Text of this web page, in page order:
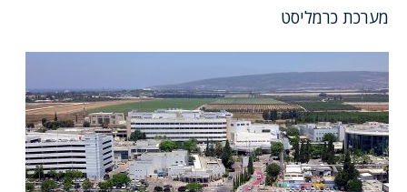
מערכת כרמליסט